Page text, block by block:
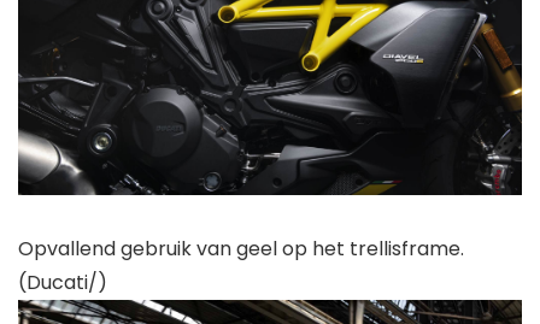
Opvallend gebruik van geel op het trellisframe.
(Ducati/)